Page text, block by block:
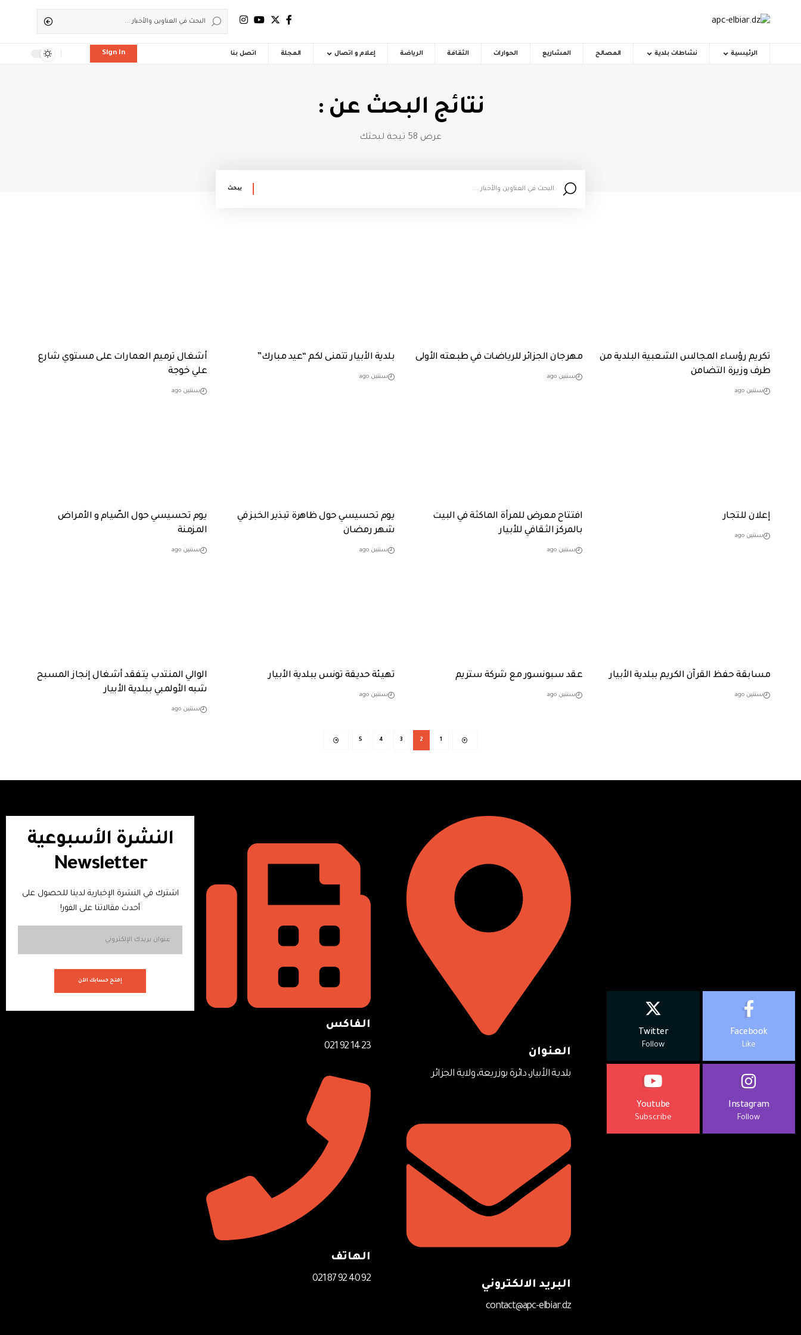
الرئيسية نشاطات بلدية المصالح المشاريع الحوارات الثقافة الرياضة إعلام و اتصال المجلة اتصل بنا Sign In
نتائج البحث عن :
عرض 58 تيجة لبحثك
تكريم رؤساء المجالس الشعبية البلدية من
طرف وزيرة التضامن
سنتين ago
مهرجان الجزائر للرياضات في طبعته الأولى
سنتين ago
بلدية الأبيار تتمنى لكم “عيد مبارك”
سنتين ago
أشغال ترميم العمارات على مستوي شارع
علي خوجة
سنتين ago
إعلان للتجار
سنتين ago
افتتاح معرض للمرأة الماكثة في البيت
بالمركز الثقافي للأبيار
سنتين ago
يوم تحسيسي حول ظاهرة تبذير الخبز في
شهر رمضان
سنتين ago
يوم تحسيسي حول الصّيام و الأمراض
المزمنة
سنتين ago
مسابقة حفظ القرآن الكريم ببلدية الأبيار
سنتين ago
عقد سبونسور مع شركة ستريم
سنتين ago
تهيئة حديقة تونس ببلدية الأبيار
سنتين ago
الوالي المنتدب يتفقد أشغال إنجاز المسبح
شبه الأولمبي ببلدية الأبيار
سنتين ago
1
2
3
4
5
Facebook
Like
Twitter
Follow
Instagram
Follow
Youtube
Subscribe
العنوان
بلديـة الأبيار، دائرة بوزريعة، ولاية الجزائر
البريد الالكتروني
contact@apc-elbiar.dz
الفاكس
23 14 92 021
الهاتف
92 40 92 87 021
النشرة الأسبوعية
Newsletter
اشترك في النشرة الإخبارية لدينا للحصول على
أحدث مقالاتنا على الفور!